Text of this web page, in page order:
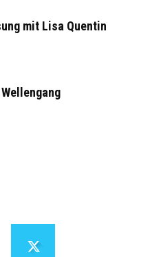
mit Lisa Quentin